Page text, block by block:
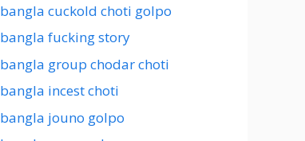
bangla cuckold choti golpo
bangla fucking story
bangla group chodar choti
bangla incest choti
bangla jouno golpo